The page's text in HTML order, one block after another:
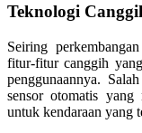
Teknologi
Seiring
fitur-fitur canggih
penggunaannya.
sensor otomatis yang
untuk kendaraan yang